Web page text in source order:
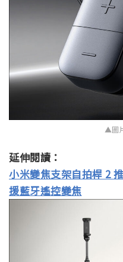
▲圖
延伸閱讀：
小米變焦支架自拍桿 2
援藍牙遙控變焦